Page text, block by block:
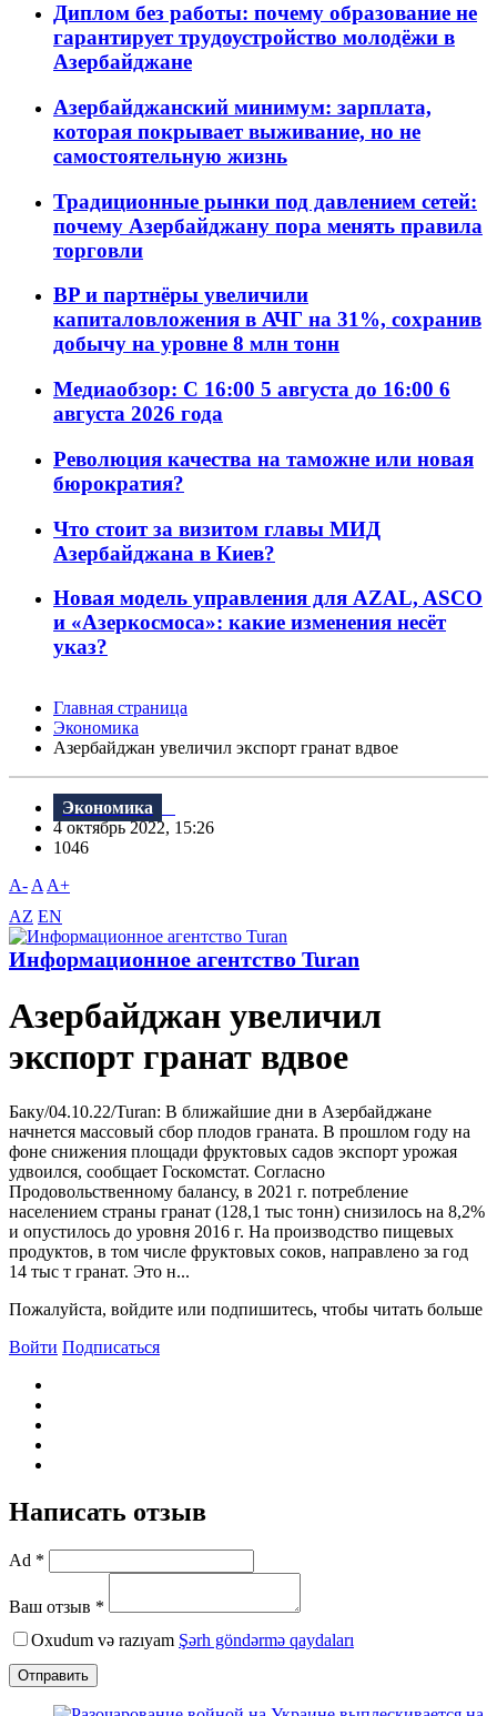
Диплом без работы: почему образование не
гарантирует трудоустройство молодёжи в
Азербайджане
Азербайджанский минимум: зарплата,
которая покрывает выживание, но не
самостоятельную жизнь
Традиционные рынки под давлением сетей:
почему Азербайджану пора менять правила
торговли
BP и партнёры увеличили
капиталовложения в АЧГ на 31%, сохранив
добычу на уровне 8 млн тонн
Медиаобзор: С 16:00 5 августа до 16:00 6
августа 2026 года
Революция качества на таможне или новая
бюрократия?
Что стоит за визитом главы МИД
Азербайджана в Киев?
Новая модель управления для AZAL, ASCO
и «Азеркосмоса»: какие изменения несёт
указ?
Главная страница
Экономика
Азербайджан увеличил экспорт гранат вдвое
Экономика
4 октябрь 2022, 15:26
1046
A- A A+
AZ EN
Информационное агентство Turan
Азербайджан увеличил
экспорт гранат вдвое
Баку/04.10.22/Turan: В ближайшие дни в Азербайджане
начнется массовый сбор плодов граната. В прошлом году на
фоне снижения площади фруктовых садов экспорт урожая
удвоился, сообщает Госкомстат. Согласно
Продовольственному балансу, в 2021 г. потребление
населением страны гранат (128,1 тыс тонн) снизилось на 8,2%
и опустилось до уровня 2016 г. На производство пищевых
продуктов, в том числе фруктовых соков, направлено за год
14 тыс т гранат. Это н...
Пожалуйста, войдите или подпишитесь, чтобы читать больше
Войти Подписаться
Написать отзыв
Ad *
Ваш отзыв *
Oxudum və razıyam Şərh göndərmə qaydaları
Отправить